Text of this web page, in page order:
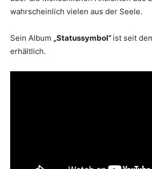
wahrscheinlich vielen aus der Seele.
Sein Album „Statussymbol“ ist seit
erhältlich.